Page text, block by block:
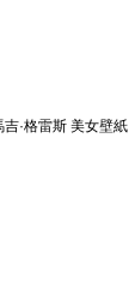
·格雷斯 美女壁紙